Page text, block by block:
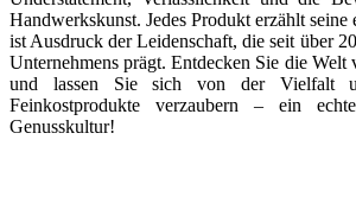
Handwerkskunst. Jedes Produkt erzählt seine
ist Ausdruck der Leidenschaft, die seit über
Unternehmens prägt. Entdecken Sie die
und lassen Sie sich von der Vielfalt
Feinkostprodukte verzaubern – ein
Genusskultur!